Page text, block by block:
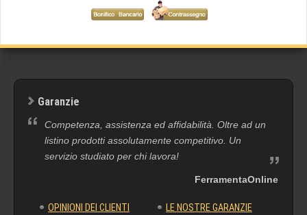
Garanzie
Competenza, assistenza ed affidabilità. Oltre ad un
listino prodotti assolutamente competitivo. Un
servizio studiato per chi lavora!
FerramentaOnline
OPINIONI DEI CLIENTI LE NOSTRE GARANZIE